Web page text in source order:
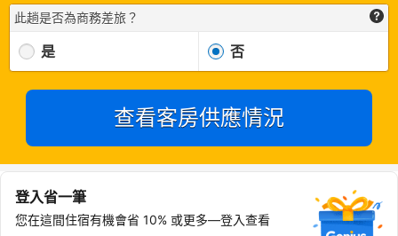
此趟是否為商務差旅？
是 否
查看客房供應情況
登入省一筆
您在這間住宿有機會省 10% 或更多—登入查看